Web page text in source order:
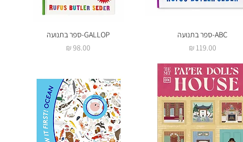
תצוגה מהירהABC-ספר בתנועה
מחיר
תצוגה מהירהGALLOP-ספר בתנועה
מחיר